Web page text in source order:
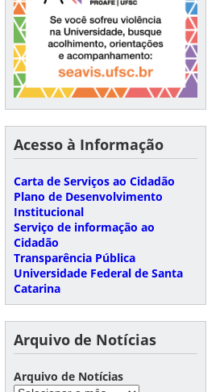
Acesso à Informação
Carta de Serviços ao Cidadão
Plano de Desenvolvimento
Institucional
Serviço de informação ao
Cidadão
Transparência Pública
Universidade Federal de Santa
Catarina
Arquivo de Notícias
Arquivo de Notícias